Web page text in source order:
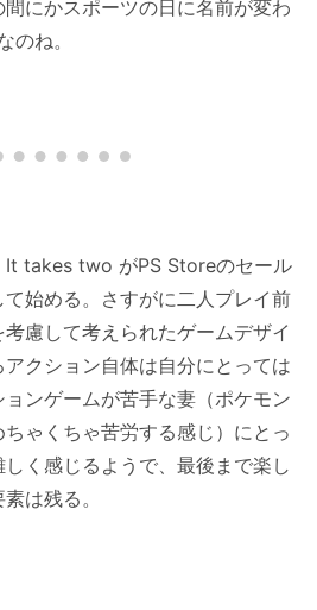
にかスポーツの日に名前が変わ
のね。
It takes two がPS Storeのセール
始める。さすがに二人プレイ前
慮して考えられたゲームデザイ
クション自体は自分にとっては
ンゲームが苦手な妻（ポケモン
ゃくちゃ苦労する感じ）にとっ
く感じるようで、最後まで楽し
は残る。